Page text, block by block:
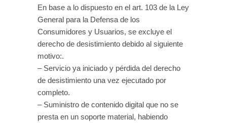
En base a lo dispuesto en el art. 103 de la Ley
General para la Defensa de los
Consumidores y Usuarios, se excluye el
derecho de desistimiento debido al siguiente
motivo:.
– Servicio ya iniciado y pérdida del derecho
de desistimiento una vez ejecutado por
completo.
– Suministro de contenido digital que no se
presta en un soporte material, habiendo